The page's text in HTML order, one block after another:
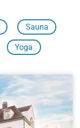
Sauna
Yoga